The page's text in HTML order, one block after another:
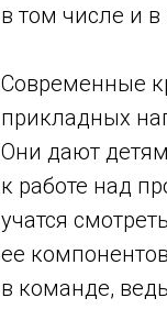
в том числе и в
Современные
прикладных
Они дают
к работе над
учатся
ее
в команде,